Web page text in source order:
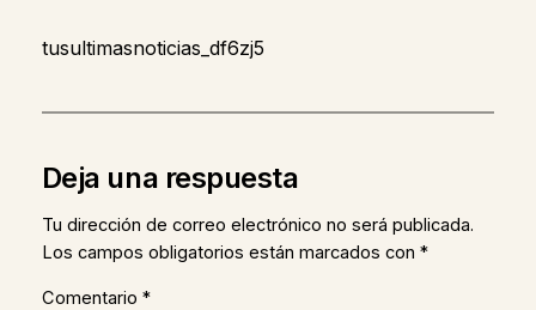
tusultimasnoticias_df6zj5
Deja una respuesta
Tu dirección de correo electrónico no será publicada.
Los campos obligatorios están marcados con *
Comentario *